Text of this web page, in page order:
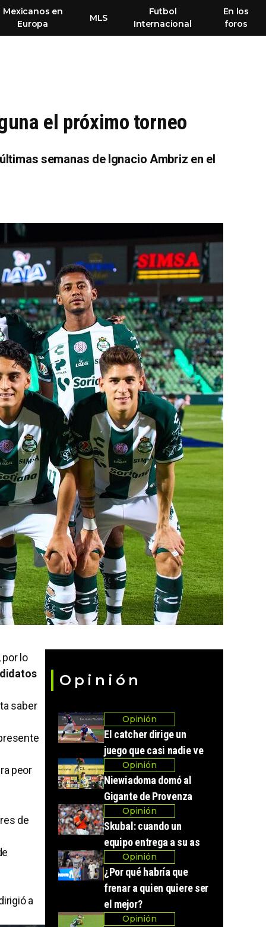
Mexicanos en
Europa
MLS
Futbol
Internacional
En los
foros
el próximo torneo
semanas de Ignacio Ambriz en el
lo
saber
peor
de
a
Opinión
Opinión
El catcher dirige un
juego que casi nadie ve
Opinión
Niewiadoma domó al
Gigante de Provenza
Opinión
Skubal: cuando un
equipo entrega a su as
Opinión
¿Por qué habría que
frenar a quien quiere ser
el mejor?
Opinión